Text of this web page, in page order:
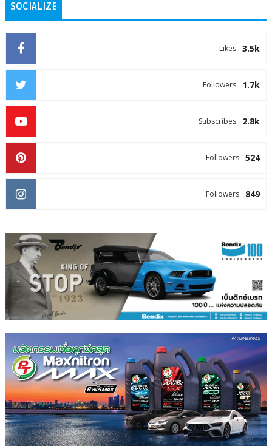
SOCIALIZE
3.5k
Likes
1.7k
Followers
2.8k
Subscribes
524
Followers
849
Followers